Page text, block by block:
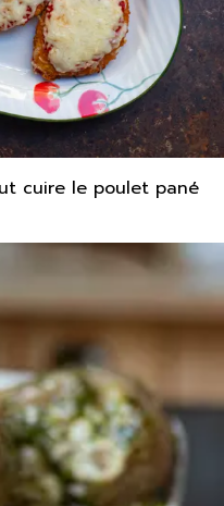
cuire le poulet pané
version plus familiale